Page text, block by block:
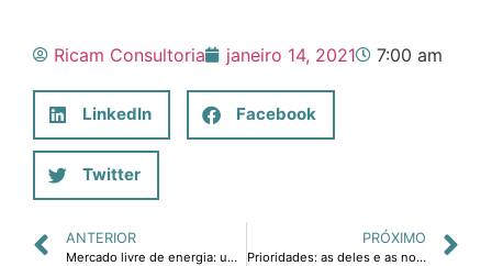
Ricam Consultoria janeiro 14, 2021 7:00 am
LinkedIn Facebook
Twitter
ANTERIOR
Mercado livre de energia: uma oportunidade pouco aproveitada
PRÓXIMO
Prioridades: as deles e as nossas